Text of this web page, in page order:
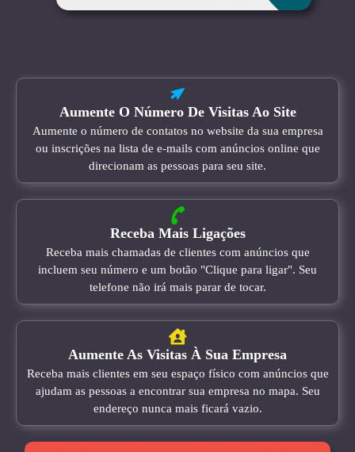
Aumente O Número De Visitas Ao Site
Aumente o número de contatos no website da sua empresa
ou inscrições na lista de e-mails com anúncios online que
direcionam as pessoas para seu site.
Receba Mais Ligações
Receba mais chamadas de clientes com anúncios que
incluem seu número e um botão "Clique para ligar". Seu
telefone não irá mais parar de tocar.
Aumente As Visitas À Sua Empresa
Receba mais clientes em seu espaço físico com anúncios que
ajudam as pessoas a encontrar sua empresa no mapa. Seu
endereço nunca mais ficará vazio.